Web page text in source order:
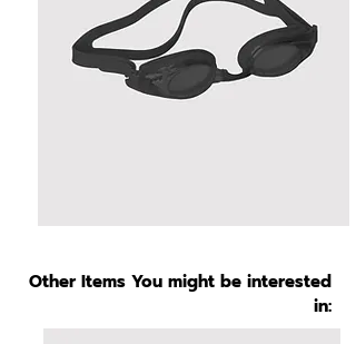
Other Items You might be interested
in: